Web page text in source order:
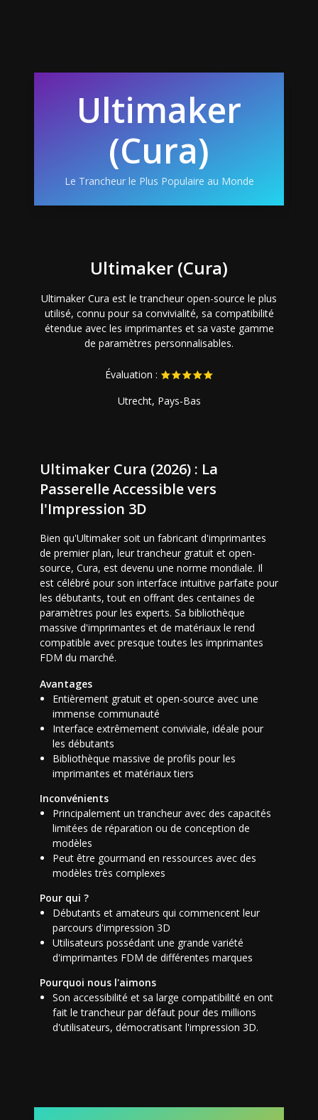
Ultimaker
(Cura)
Le Trancheur le Plus Populaire au Monde
Ultimaker (Cura)
Ultimaker Cura est le trancheur open-source le plus
utilisé, connu pour sa convivialité, sa compatibilité
étendue avec les imprimantes et sa vaste gamme
de paramètres personnalisables.
Évaluation :
Utrecht, Pays-Bas
Ultimaker Cura (2026) : La
Passerelle Accessible vers
l'Impression 3D
Bien qu'Ultimaker soit un fabricant d'imprimantes
de premier plan, leur trancheur gratuit et open-
source, Cura, est devenu une norme mondiale. Il
est célébré pour son interface intuitive parfaite pour
les débutants, tout en offrant des centaines de
paramètres pour les experts. Sa bibliothèque
massive d'imprimantes et de matériaux le rend
compatible avec presque toutes les imprimantes
FDM du marché.
Avantages
Entièrement gratuit et open-source avec une
immense communauté
Interface extrêmement conviviale, idéale pour
les débutants
Bibliothèque massive de profils pour les
imprimantes et matériaux tiers
Inconvénients
Principalement un trancheur avec des capacités
limitées de réparation ou de conception de
modèles
Peut être gourmand en ressources avec des
modèles très complexes
Pour qui ?
Débutants et amateurs qui commencent leur
parcours d'impression 3D
Utilisateurs possédant une grande variété
d'imprimantes FDM de différentes marques
Pourquoi nous l'aimons
Son accessibilité et sa large compatibilité en ont
fait le trancheur par défaut pour des millions
d'utilisateurs, démocratisant l'impression 3D.